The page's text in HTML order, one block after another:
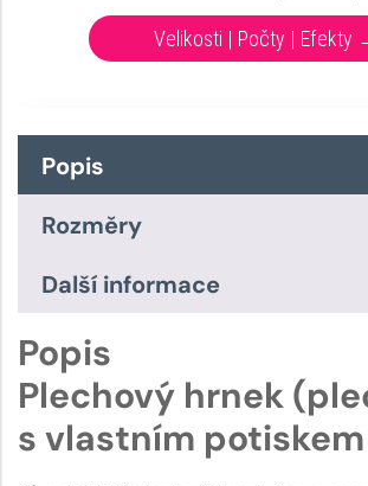
Popis
Rozměry
Další informace
Popis
Plechový hrnek
s vlastním potiskem